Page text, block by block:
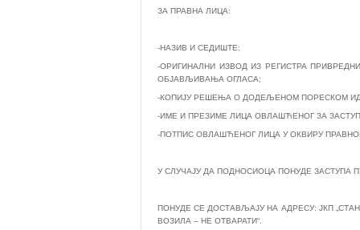
ЗА ПРАВНА ЛИЦА:
-НАЗИВ И СЕДИШТЕ;
-ОРИГИНАЛНИ ИЗВОД ИЗ РЕГИСТРА
ОБЈАВЉИВАЊА ОГЛАСА;
-КОПИЈУ РЕШЕЊА О ДОДЕЉЕНОМ ПОРЕСКОМ
-ИМЕ И ПРЕЗИМЕ ЛИЦА ОВЛАШЋЕНОГ ЗА
-ПОТПИС ОВЛАШЋЕНОГ ЛИЦА У ОКВИРУ
У СЛУЧАЈУ ДА ПОДНОСИОЦА ПОНУДЕ
ПОНУДЕ СЕ ДОСТАВЉАЈУ НА АДРЕСУ: ЈКП
ВОЗИЛА – НЕ ОТВАРАТИ“.